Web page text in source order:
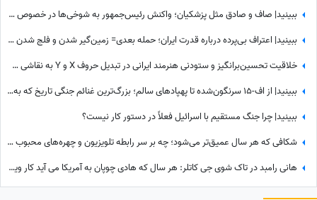
ببینید| صاف و صادق مثل پزشکیان؛ واکنش رئیس‌جمهور به شوخی‌ها در خصوص درخت کاشتنش در پاکستان: من اهل فیلم بازی کردن...
ببینید| اعتراف بی‌پرده درباره قدرت ایران؛ حمله بعدی= زمین‌گیر شدن و فلج شدن ما!
خلاقیت تحسین‌برانگیز و ستودنی هنرمند ایرانی در تبدیل حروف X و Y به نقاشی چهره «پروفسور مریم میرزاخانی» حماسه ساز شد/روحش شاد و یادش گرامی
ببینید| از اف-15 سرنگون‌شده تا پهپادهای سالم؛ بزرگ‌ترین غنائم جنگی تاریخ که به دست ایران رسید!
ببینید| چرا جنگ مستقیم با اسرائیل فعلاً در دستور کار نیست؟
شکافی که هر سال عمیق‌تر می‌شود؛ چه بر سر رابطه تلویزیون و چهره‌های محبوب آمد؟
هانی رامبد در تاک شوی جی کاتلر: هر سال که هادی چوپان به آمریکا می آید کار ویزا را باید از صفر انجام دهیم/ این که او قهرمان مستر المپیا است هیچ فرقی برای موضوع ویزا ندارد